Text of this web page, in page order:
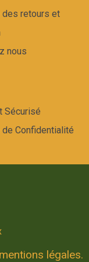
retours et
nous
Sécurisé
Confidentialité
légales.